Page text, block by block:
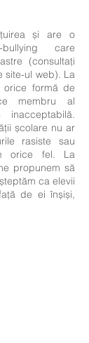
și are o
care
(consultați
site-ul web). La
orice formă de
membru al
școlare nu ar
rasiste sau
orice fel. La
propunem să
ca elevii
de ei înșiși,